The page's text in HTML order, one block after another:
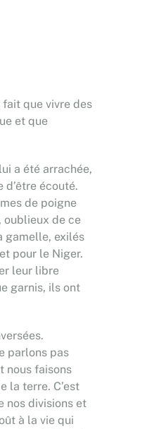
fait que vivre des
et que
a été arrachée,
écouté.
de poigne
oublieux de ce
gamelle, exilés
pour le Niger.
leur libre
garnis, ils ont
parlons pas
nous faisons
la terre. C’est
nos divisions et
à la vie qui